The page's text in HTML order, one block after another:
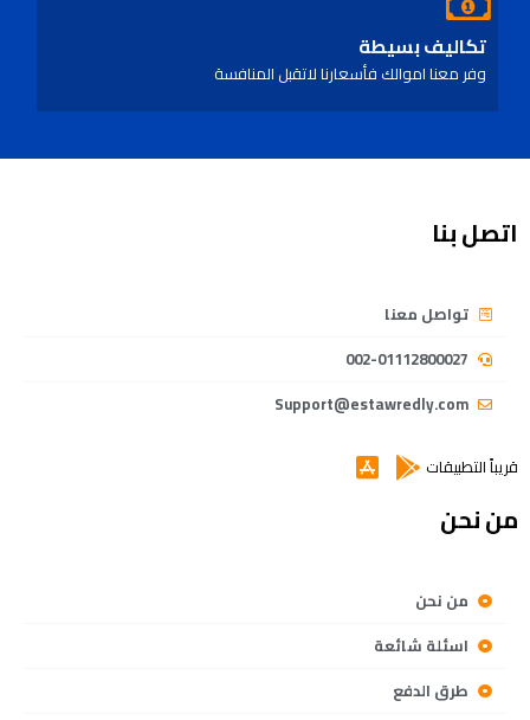
تكاليف بسيطة
وفر معنا اموالك فأسعارنا لاتقبل المنافسة
اتصل بنا
تواصل معنا
002-01112800027
Support@estawredly.com
قريباً التطبيقات
من نحن
من نحن
اسئلة شائعة
طرق الدفع